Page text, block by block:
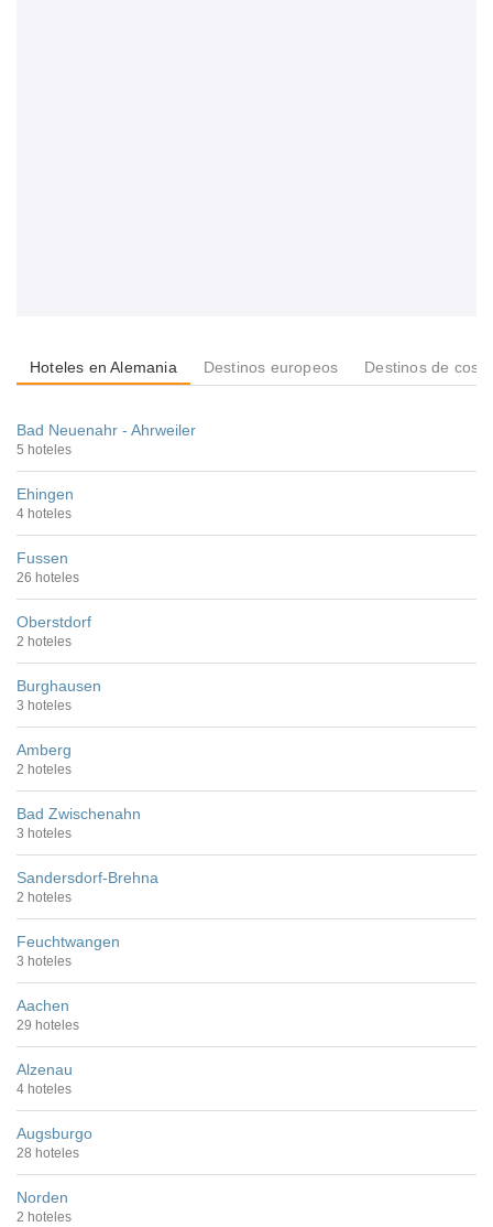
Hoteles en Alemania Destinos europeos Destinos de
Bad Neuenahr - Ahrweiler
5 hoteles
Ehingen
4 hoteles
Fussen
26 hoteles
Oberstdorf
2 hoteles
Burghausen
3 hoteles
Amberg
2 hoteles
Bad Zwischenahn
3 hoteles
Sandersdorf-Brehna
2 hoteles
Feuchtwangen
3 hoteles
Aachen
29 hoteles
Alzenau
4 hoteles
Augsburgo
28 hoteles
Norden
2 hoteles